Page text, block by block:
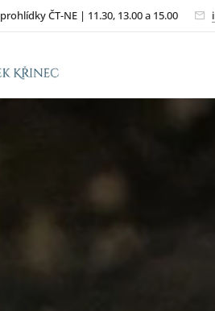
prohlídky ČT-NE | 11.30, 13.00 a 15.00